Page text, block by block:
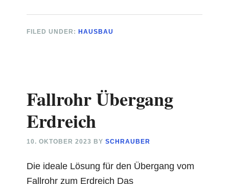
FILED UNDER: HAUSBAU
Fallrohr Übergang
Erdreich
10. OKTOBER 2023 BYSCHRAUBER
Die ideale Lösung für den Übergang vom
Fallrohr zum Erdreich Das